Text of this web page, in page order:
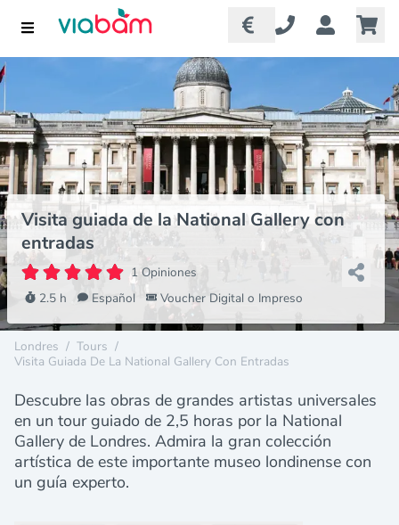
Visita guiada de la National Gallery con
entradas
1 Opiniones
2.5 h
Español Voucher Digital o Impreso
Londres / Tours /
Visita Guiada De La National Gallery Con Entradas
Descubre las obras de grandes artistas universales
en un tour guiado de 2,5 horas por la National
Gallery de Londres. Admira la gran colección
artística de este importante museo londinense con
un guía experto.